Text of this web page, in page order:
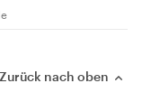
Zurück nach oben